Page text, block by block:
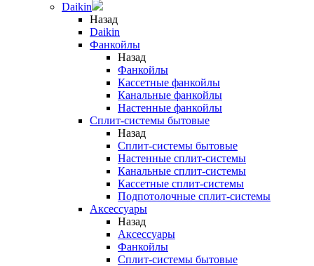
Daikin
Назад
Daikin
Фанкойлы
Назад
Фанкойлы
Кассетные фанкойлы
Канальные фанкойлы
Настенные фанкойлы
Сплит-системы бытовые
Назад
Сплит-системы бытовые
Настенные сплит-системы
Канальные сплит-системы
Кассетные сплит-системы
Подпотолочные сплит-системы
Аксессуары
Назад
Аксессуары
Фанкойлы
Сплит-системы бытовые